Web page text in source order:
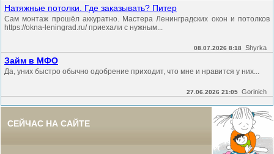
Натяжные потолки. Где заказывать? Питер
Сам монтаж прошёл аккуратно. Мастера Ленинградских окон и потолков
https://okna-leningrad.ru/ приехали с нужным...
08.07.2026 8:18 Shyrka
Займ в МФО
Да, уних быстро обычно одобрение приходит, что мне и нравится у них...
27.06.2026 21:05 Gorinich
СЕЙЧАС НА САЙТЕ